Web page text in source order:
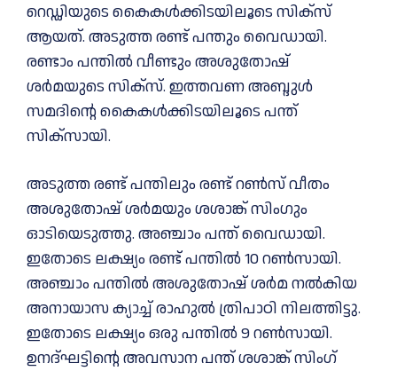
റെഡ്ഡിയുടെ കൈകള്‍ക്കിടയിലൂടെ സിക്‌സ്
ആയത്. അടുത്ത രണ്ട് പന്തും വൈഡായി.
രണ്ടാം പന്തില്‍ വീണ്ടും അശുതോഷ്
ശര്‍മയുടെ സിക്‌സ്. ഇത്തവണ അബ്ദുള്‍
സമദിന്റെ കൈകള്‍ക്കിടയിലൂടെ പന്ത്
സിക്‌സായി.
അടുത്ത രണ്ട് പന്തിലും രണ്ട് റണ്‍സ് വീതം
അശുതോഷ് ശര്‍മയും ശശാങ്ക് സിംഗും
ഓടിയെടുത്തു. അഞ്ചാം പന്ത് വൈഡായി.
ഇതോടെ ലക്ഷ്യം രണ്ട് പന്തില്‍ 10 റണ്‍സായി.
അഞ്ചാം പന്തില്‍ അശുതോഷ് ശര്‍മ നല്‍കിയ
അനായാസ ക്യാച്ച് രാഹുല്‍ ത്രിപാഠി നിലത്തിട്ടു.
ഇതോടെ ലക്ഷ്യം ഒരു പന്തില്‍ 9 റണ്‍സായി.
ഉനദ്ഘട്ടിന്റെ അവസാന പന്ത് ശശാങ്ക് സിംഗ്